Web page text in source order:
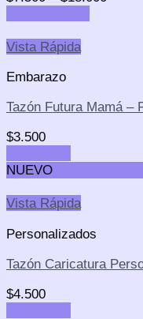
Vista Rápida
Embarazo
Tazón Futura Mamá –
$3.500
NUEVO
Vista Rápida
Personalizados
Tazón Caricatura
$4.500